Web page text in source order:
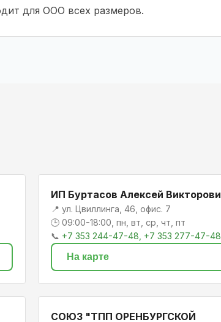
для ООО всех размеров.
ИП Буртасов Алексей
📍 ул. Цвиллинга, 46, офис. 7
🕒 09:00-18:00, пн, вт, ср, чт, пт
📞 +7 353 244-47-48, +7 353 277-47-48
На карте
СОЮЗ "ТПП ОРЕНБУРГСКОЙ